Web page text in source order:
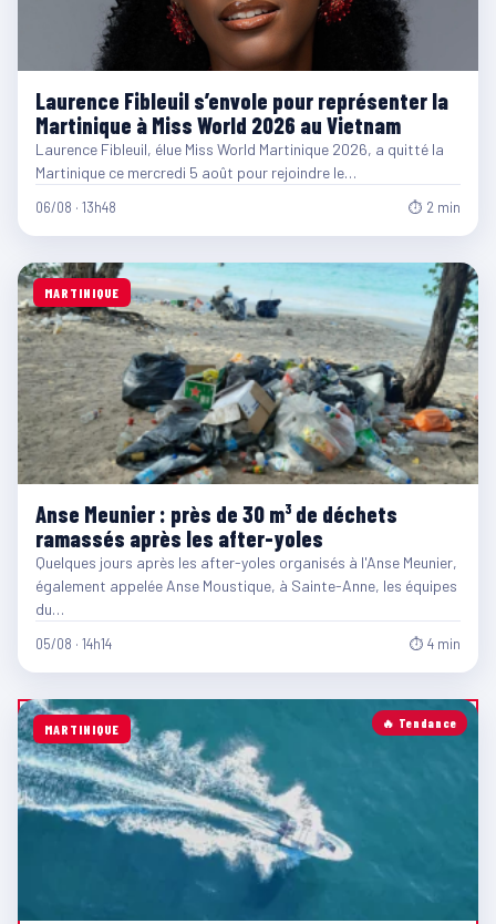
Laurence Fibleuil s’envole pour représenter la
Martinique à Miss World 2026 au Vietnam
Laurence Fibleuil, élue Miss World Martinique 2026, a quitté la
Martinique ce mercredi 5 août pour rejoindre le…
06/08 · 13h48 ⏱ 2 min
MARTINIQUE
Anse Meunier : près de 30 m³ de déchets
ramassés après les after-yoles
Quelques jours après les after-yoles organisés à l'Anse Meunier,
également appelée Anse Moustique, à Sainte-Anne, les équipes
du…
05/08 · 14h14 ⏱ 4 min
🔥 Tendance
MARTINIQUE